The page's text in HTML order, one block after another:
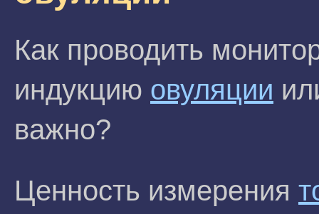
Как проводить
индукцию овуляции
важно?
Ценность измерения